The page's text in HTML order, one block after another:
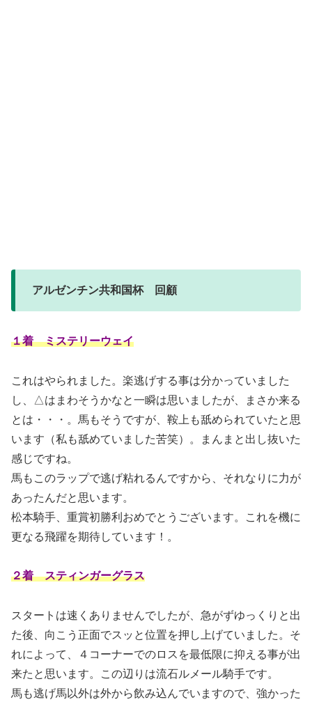
アルゼンチン共和国杯 回顧
１着 ミステリーウェイ
これはやられました。楽逃げする事は分かっていました
し、△はまわそうかなと一瞬は思いましたが、まさか来る
とは・・・。馬もそうですが、鞍上も舐められていたと思
います（私も舐めていました苦笑）。まんまと出し抜いた
感じですね。
馬もこのラップで逃げ粘れるんですから、それなりに力が
あったんだと思います。
松本騎手、重賞初勝利おめでとうございます。これを機に
更なる飛躍を期待しています！。
２着 スティンガーグラス
スタートは速くありませんでしたが、急がずゆっくりと出
た後、向こう正面でスッと位置を押し上げていました。そ
れによって、４コーナーでのロスを最低限に抑える事が出
来たと思います。この辺りは流石ルメール騎手です。
馬も逃げ馬以外は外から飲み込んでいますので、強かった